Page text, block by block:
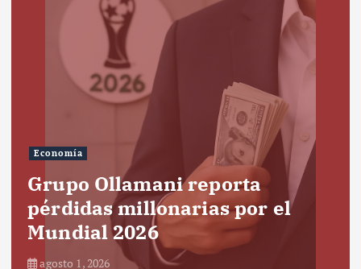
Economía
Grupo Ollamani reporta
pérdidas millonarias por el
Mundial 2026
agosto 1, 2026